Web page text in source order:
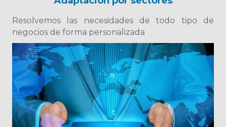
Resolvemos las necesidades de todo tipo de
negocios de forma personalizada